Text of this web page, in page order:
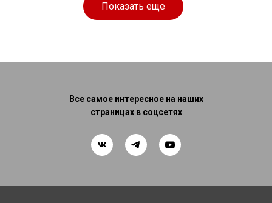
Показать еще
Все самое интересное на наших
страницах в соцсетях